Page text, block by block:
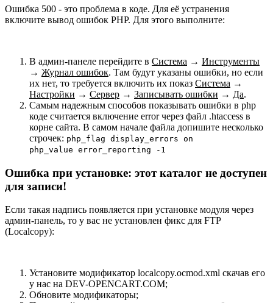
Ошибка 500 - это проблема в коде. Для её устранения
включите вывод ошибок PHP. Для этого выполните:
В админ-панеле перейдите в Система → Инструменты
→ Журнал ошибок. Там будут указаны ошибки, но если
их нет, то требуется включить их показ Система →
Настройки → Сервер → Записывать ошибки → Да.
Самым надежным способов показывать ошибки в php
коде считается включение error через файл .htaccess в
корне сайта. В самом начале файла допишите несколько
строчек: php_flag display_errors on
php_value error_reporting -1
Ошибка при установке: этот каталог не доступен
для записи!
Если такая надпись появляется при установке модуля через
админ-панель, то у вас не установлен фикс для FTP
(Localcopy):
Установите модификатор localcopy.ocmod.xml скачав его
у нас на DEV-OPENCART.COM;
Обновите модификаторы;